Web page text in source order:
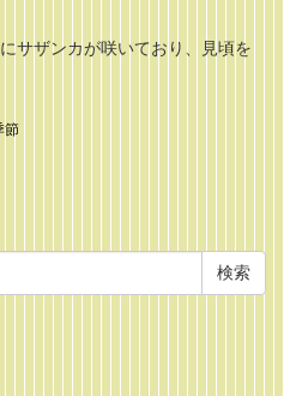
サザンカが咲いており、見頃を
節